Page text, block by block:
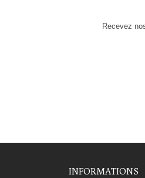
Recevez
INFORMATIONS